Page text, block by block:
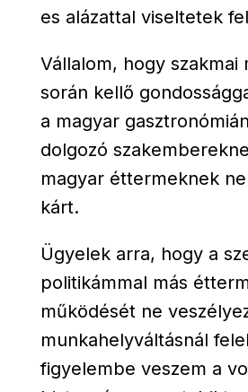
es alázattal viseltetek
Vállalom, hogy szakmai
során kellő
a magyar
dolgozó
magyar éttermeknek
kárt.
Ügyelek arra, hogy a
politikámmal más
működését ne
munkahelyváltásnál
figyelembe veszem a